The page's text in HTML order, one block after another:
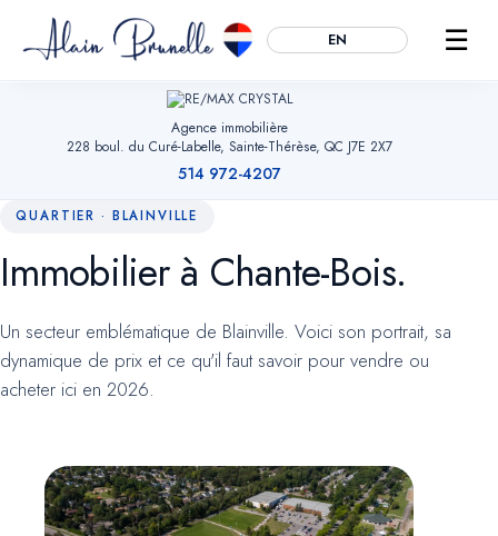
Essentiels TOUJOURS ACTIFS
permettent la navigation. Sans eux, le site ne peut fonctionner.
Mesure d'audience
publicitaire.
Marketing OPTIONNEL
EN ☰
Agence immobilière
228 boul. du Curé-Labelle, Sainte-Thérèse, QC J7E 2X7
514 972-4207
QUARTIER · BLAINVILLE
Immobilier à Chante-Bois.
Un secteur emblématique de Blainville. Voici son portrait, sa
dynamique de prix et ce qu'il faut savoir pour vendre ou
acheter ici en 2026.